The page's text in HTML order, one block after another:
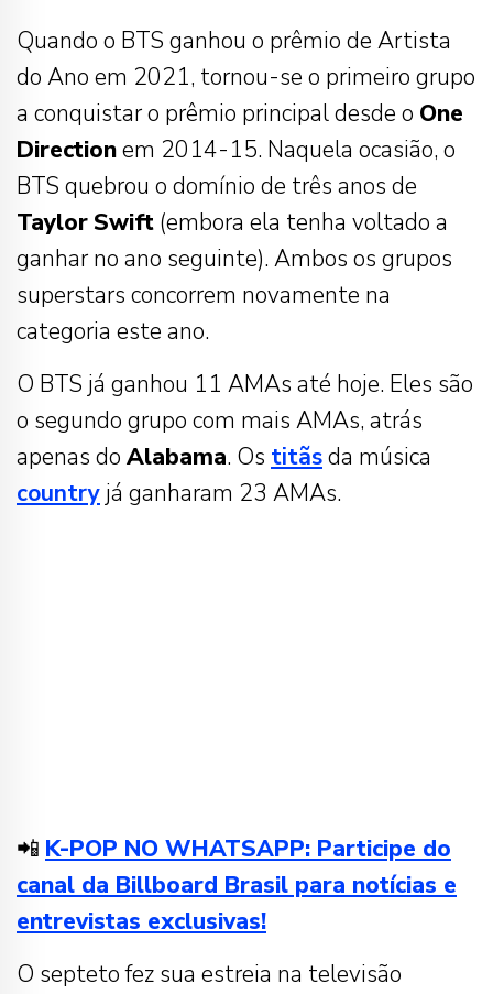
Quando o BTS ganhou o prêmio de Artista
do Ano em 2021, tornou-se o primeiro grupo
a conquistar o prêmio principal desde o One
Directionem 2014-15. Naquela ocasião, o
BTS quebrou o domínio de três anos de
TaylorSwift (embora ela tenha voltado a
ganhar no ano seguinte). Ambos os grupos
superstars concorrem novamente na
categoria este ano.
O BTS já ganhou 11 AMAs até hoje. Eles são
o segundo grupo com mais AMAs, atrás
apenas do Alabama. Os titãsda música
country já ganharam 23 AMAs.
📲 K-POP NO WHATSAPP: Participe do
canal da Billboard Brasil para notícias e
entrevistas exclusivas!
O septeto fez sua estreia na televisão